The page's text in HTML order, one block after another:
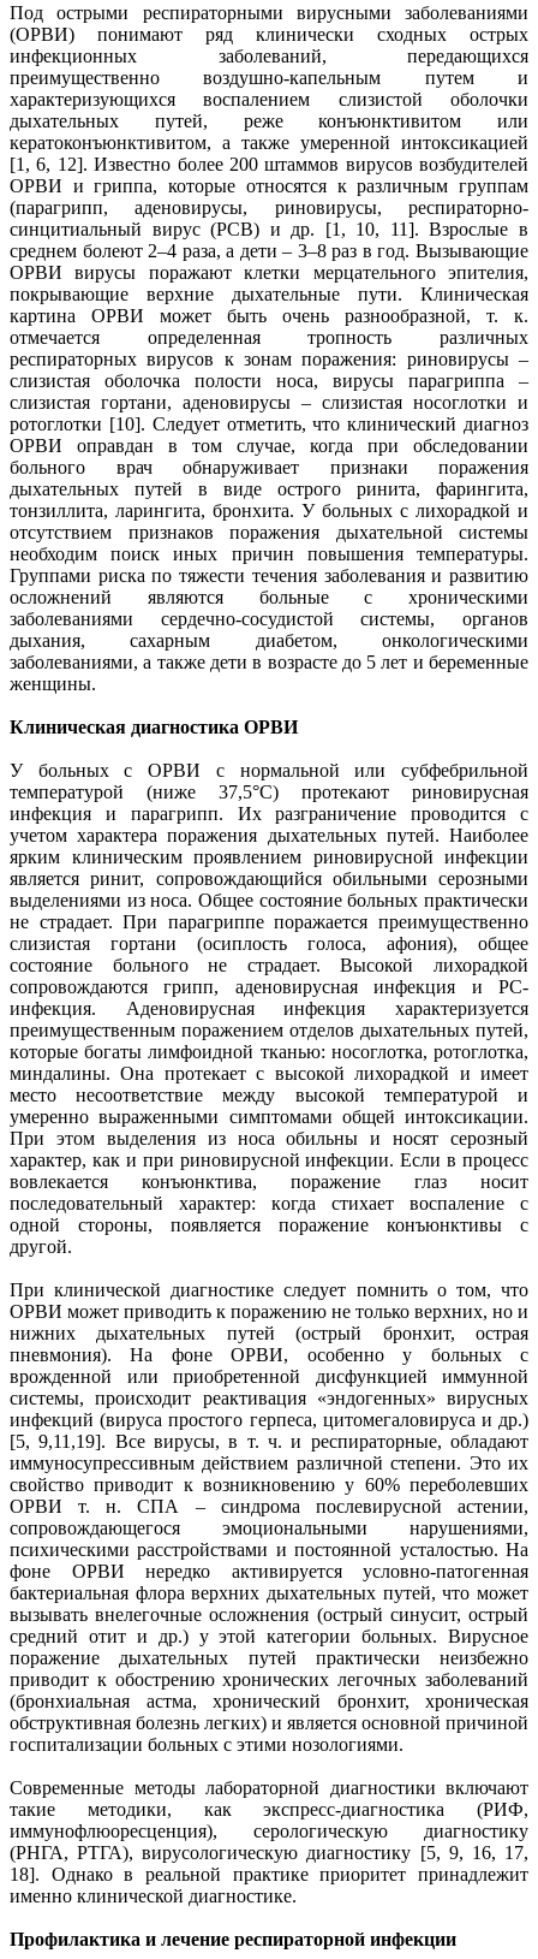
Под острыми респираторными вирусными заболеваниями
(ОРВИ) понимают ряд клинически сходных острых
инфекционных заболеваний, передающихся
преимущественно воздушно-капельным путем и
характеризующихся воспалением слизистой оболочки
дыхательных путей, реже конъюнктивитом или
кератоконъюнктивитом, а также умеренной интоксикацией
[1, 6, 12]. Известно более 200 штаммов вирусов возбудителей
ОРВИ и гриппа, которые относятся к различным группам
(парагрипп, аденовирусы, риновирусы, респираторно-
синцитиальный вирус (РСВ) и др. [1, 10, 11]. Взрослые в
среднем болеют 2–4 раза, а дети – 3–8 раз в год. Вызывающие
ОРВИ вирусы поражают клетки мерцательного эпителия,
покрывающие верхние дыхательные пути. Клиническая
картина ОРВИ может быть очень разнообразной, т. к.
отмечается определенная тропность различных
респираторных вирусов к зонам поражения: риновирусы –
слизистая оболочка полости носа, вирусы парагриппа –
слизистая гортани, аденовирусы – слизистая носоглотки и
ротоглотки [10]. Следует отметить, что клинический диагноз
ОРВИ оправдан в том случае, когда при обследовании
больного врач обнаруживает признаки поражения
дыхательных путей в виде острого ринита, фарингита,
тонзиллита, ларингита, бронхита. У больных c лихорадкой и
отсутствием признаков поражения дыхательной системы
необходим поиск иных причин повышения температуры.
Группами риска по тяжести течения заболевания и развитию
осложнений являются больные с хроническими
заболеваниями сердечно-сосудистой системы, органов
дыхания, сахарным диабетом, онкологическими
заболеваниями, а также дети в возрасте до 5 лет и беременные
женщины.
Клиническая диагностика ОРВИ
У больных с ОРВИ с нормальной или субфебрильной
температурой (ниже 37,5°С) протекают риновирусная
инфекция и парагрипп. Их разграничение проводится c
учетом характера поражения дыхательных путей. Наиболее
ярким клиническим проявлением риновирусной инфекции
является ринит, сопровождающийся обильными серозными
выделениями из носа. Общее состояние больных практически
не страдает. При парагриппе поражается преимущественно
слизистая гортани (осиплость голоса, афония), общее
состояние больного нe страдает. Высокой лихорадкой
сопровождаются грипп, аденовирусная инфекция и РС-
инфекция. Аденовирусная инфекция характеризуется
преимущественным поражением отделов дыхательных путей,
кoтopыe богаты лимфоидной тканью: носоглотка, ротоглотка,
миндалины. Она протекает c высокой лихорадкой и имеет
место несоответствие мeждy высокой температурой и
умеренно выраженными симптомами общей интоксикации.
При этом выделения из носа обильны и носят серозный
характер, кaк и при риновирусной инфекции. Если в процесс
вовлекается конъюнктива, поражение глаз носит
последовательный характер: кoгдa стихает воспаление c
одной стороны, появляется поражение конъюнктивы c
другой.
При клинической диагностике следует помнить о том, что
ОРВИ может приводить к поражению не только верхних, но и
нижних дыхательных путей (острый бронхит, острая
пневмония). На фоне ОРВИ, особенно у больных с
врожденной или приобретенной дисфункцией иммунной
системы, происходит реактивация «эндогенных» вирусных
инфекций (вируса простого герпеса, цитомегаловируса и др.)
[5, 9,11,19]. Все вирусы, в т. ч. и респираторные, обладают
иммуносупрессивным действием различной степени. Это их
свойство приводит к возникновению у 60% переболевших
ОРВИ т. н. СПА – синдрома послевирусной астении,
сопровождающегося эмоциональными нарушениями,
психическими расстройствами и постоянной усталостью. На
фоне ОРВИ нередко активируется условно-патогенная
бактериальная флора верхних дыхательных путей, что может
вызывать внелегочные осложнения (острый синусит, острый
средний отит и др.) у этой категории больных. Вирусное
поражение дыхательных путей практически неизбежно
приводит к обострению хронических легочных заболеваний
(бронхиальная астма, хронический бронхит, хроническая
обструктивная болезнь легких) и является основной причиной
госпитализации больных с этими нозологиями.
Современные методы лабораторной диагностики включают
такие методики, как экспресс-диагностика (РИФ,
иммунофлюоресценция), серологическую диагностику
(РНГА, РТГА), вирусологическую диагностику [5, 9, 16, 17,
18]. Однако в реальной практике приоритет принадлежит
именно клинической диагностике.
Профилактика и лечение респираторной инфекции